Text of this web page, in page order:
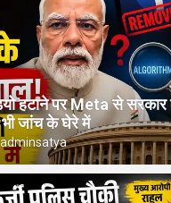
हटाने पर Meta से
भी जांच के घेरे में
adminsatya